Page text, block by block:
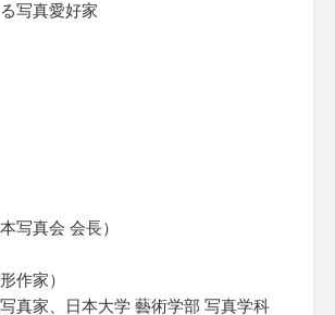
写真愛好家
写真会 会長）
作家）
真家、日本大学 藝術学部 写真学科